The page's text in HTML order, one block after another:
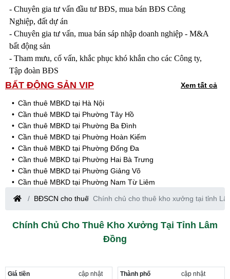
- Chuyên gia tư vấn đầu tư BĐS, mua bán BĐS Công
Nghiệp, đất dự án
- Chuyên gia tư vấn, mua bán sáp nhập doanh nghiệp - M&A
bất động sản
- Tham mưu, cố vấn, khắc phục khó khắn cho các Công ty,
Tập đoàn BĐS
BẤT ĐỘNG SẢN VIP Xem tất cả
Cần thuê MBKD tại Hà Nội
Cần thuê MBKD tại Phường Tây Hồ
Cần thuê MBKD tại Phường Ba Đình
Cần thuê MBKD tại Phường Hoàn Kiếm
Cần thuê MBKD tại Phường Đống Đa
Cần thuê MBKD tại Phường Hai Bà Trưng
Cần thuê MBKD tại Phường Giảng Võ
Cần thuê MBKD tại Phường Nam Từ Liêm
Cần thuê MBKD tại Phường Cầu Giấy
Cần thuê MBKD tại Phường Hà Đông
Cần thuê MBKD tại Phường Hoàng Mai
Cần thuê MBKD tại Phường Nghĩa Độ
BĐSCN cho thuê Chính chủ cho thuê kho xưởng tại tỉnh
Chính Chủ Cho Thuê Kho Xưởng Tại Tỉnh Lâm
Đồng
Giá tiền
cập nhật
Thành phố
cập nhật